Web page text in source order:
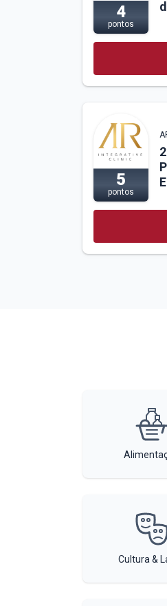
4
pontos
5
pontos
Cultura &